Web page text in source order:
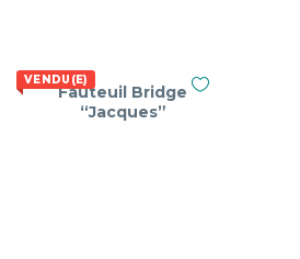
VENDU(E)
Fauteuil Bridge
“Jacques”